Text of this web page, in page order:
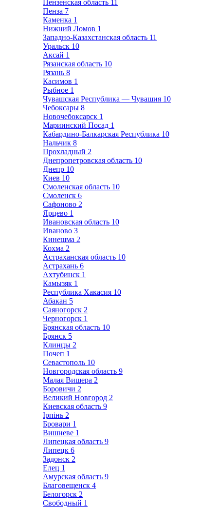
Пензенская область 11
Пенза 7
Каменка 1
Нижний Ломов 1
Западно-Казахстанская область 11
Уральск 10
Аксай 1
Рязанская область 10
Рязань 8
Касимов 1
Рыбное 1
Чувашская Республика — Чувашия 10
Чебоксары 8
Новочебоксарск 1
Мариинский Посад 1
Кабардино-Балкарская Республика 10
Нальчик 8
Прохладный 2
Днепропетровская область 10
Днепр 10
Киев 10
Смоленская область 10
Смоленск 6
Сафоново 2
Ярцево 1
Ивановская область 10
Иваново 3
Кинешма 2
Кохма 2
Астраханская область 10
Астрахань 6
Ахтубинск 1
Камызяк 1
Республика Хакасия 10
Абакан 5
Саяногорск 2
Черногорск 1
Брянская область 10
Брянск 5
Клинцы 2
Почеп 1
Севастополь 10
Новгородская область 9
Малая Вишера 2
Боровичи 2
Великий Новгород 2
Киевская область 9
Ірпінь 2
Бровари 1
Вишневе 1
Липецкая область 9
Липецк 6
Задонск 2
Елец 1
Амурская область 9
Благовещенск 4
Белогорск 2
Свободный 1